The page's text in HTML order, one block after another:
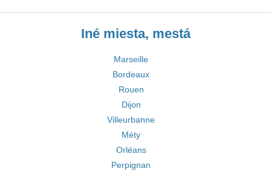
Iné miesta, mestá
Marseille
Bordeaux
Rouen
Dijon
Villeurbanne
Méty
Orléans
Perpignan